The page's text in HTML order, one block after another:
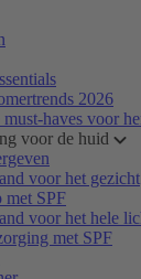
2026
must-haves voor
voor de huid
voor het gezicht
met SPF
voor het hele
met SPF